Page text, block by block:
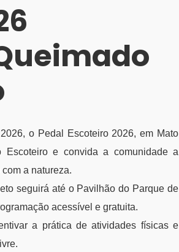
o Pedal Escoteiro 2026, em Mato
Escoteiro e convida a comunidade a
a natureza.
seguirá até o Pavilhão do Parque de
acessível e gratuita.
a prática de atividades físicas e